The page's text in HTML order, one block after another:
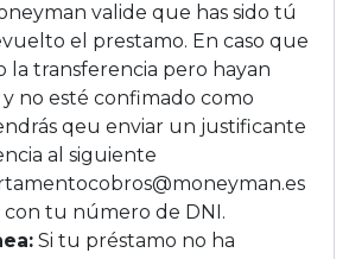
valide que has sido tú
el prestamo. En caso que
la transferencia pero hayan
y no esté confimado como
qeu enviar un justificante
al siguiente
tu número de DNI.
Si tu préstamo no ha